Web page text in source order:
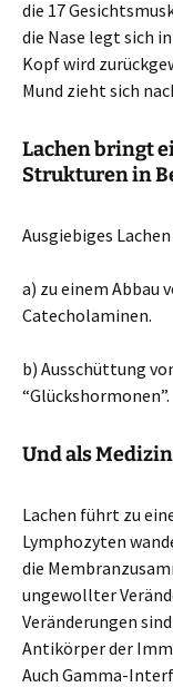
die 17
die Nase legt sich
Kopf wird
Mund zieht sich
Lachen bringt
Strukturen in
Ausgiebiges
a) zu einem Abbau
Catecholaminen.
b) Ausschüttung
“Glückshormonen”.
Und als
Lachen führt zu
Lymphozyten
die
ungewollter
Veränderungen
Antikörper der
Auch Gamma-